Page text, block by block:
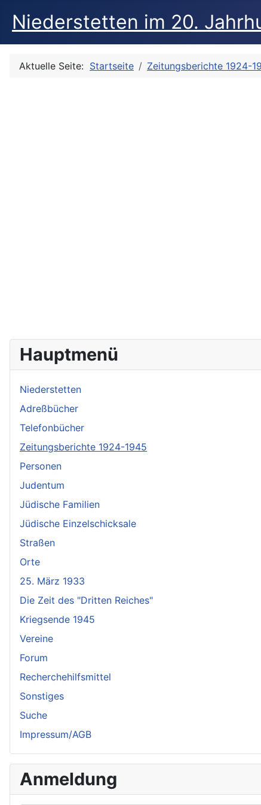
Niederstetten im 20.
Aktuelle Seite: Startseite Zeitungsberichte 1924-
Hauptmenü
Niederstetten
Adreßbücher
Telefonbücher
Zeitungsberichte 1924-1945
Personen
Judentum
Jüdische Familien
Jüdische Einzelschicksale
Straßen
Orte
25. März 1933
Die Zeit des "Dritten Reiches"
Kriegsende 1945
Vereine
Forum
Recherchehilfsmittel
Sonstiges
Suche
Impressum/AGB
Anmeldung